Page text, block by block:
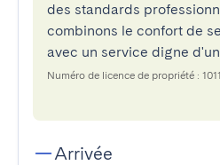
des standards
combinons le confort de
avec un service digne
Numéro de licence de propriété :
Arrivée